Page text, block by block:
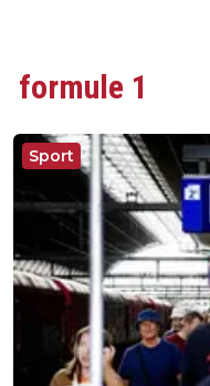
formule 1
Sport